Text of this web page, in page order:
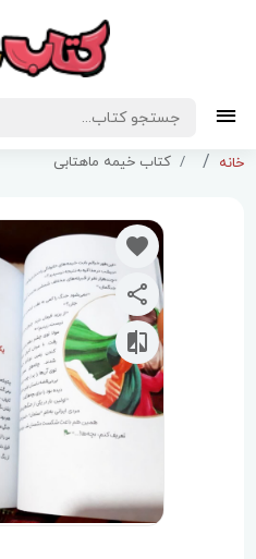
خانه کتاب خیمه ماهتابی